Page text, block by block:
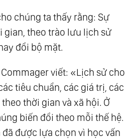
chúng ta thấy rằng: Sự
gian, theo trào lưu lịch sử
đổi bộ mặt.
viết: «Lịch sử cho
tiêu chuẩn, các giá trị, các
thời gian và xã hội. Ở
biến đổi theo mỗi thế hệ.
được lựa chọn vì học vấn